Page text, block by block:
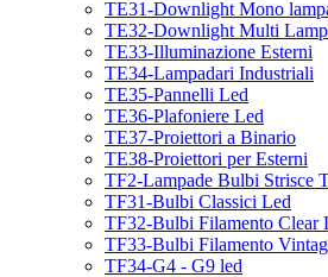
TE31-Downlight Mono
TE32-Downlight Multi
TE33-Illuminazione Esterni
TE34-Lampadari Industriali
TE35-Pannelli Led
TE36-Plafoniere Led
TE37-Proiettori a Binario
TE38-Proiettori per Esterni
TF2-Lampade Bulbi Strisce
TF31-Bulbi Classici Led
TF32-Bulbi Filamento Clear
TF33-Bulbi Filamento
TF34-G4 - G9 led